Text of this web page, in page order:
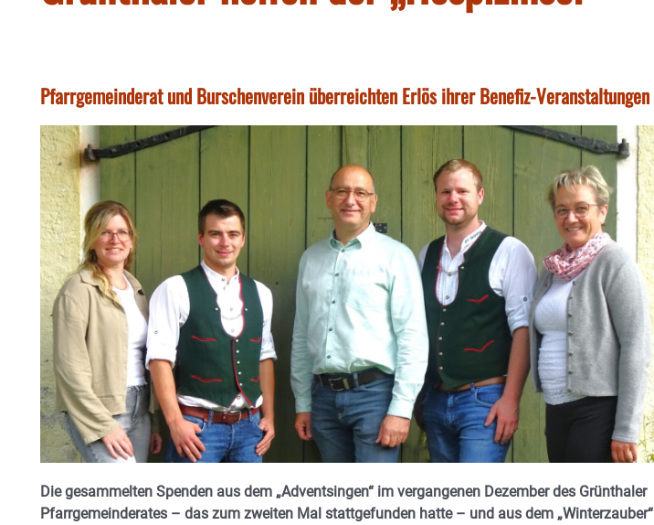
Pfarrgemeinderat und Burschenverein überreichten Erlös ihrer Benefiz-Veranstaltungen
Die gesammelten Spenden aus dem „Adventsingen“ im vergangenen Dezember des Grünthaler
Pfarrgemeinderates – das zum zweiten Mal stattgefunden hatte – und aus dem „Winterzauber“